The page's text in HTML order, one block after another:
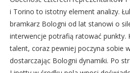
i Torino to istotny element analizy.
bramkarz Bologni od lat stanowi o
interwencje potrafią ratować punkty.
talent, coraz pewniej poczyna sobie
dostarczając Bologni dynamiki. Po